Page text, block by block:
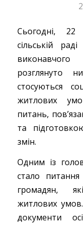
Сьогодні, 22
сільській
розглянуто
стосуються
житлових
питань,
та
змін.
Одним із
стало
громадян,
житлових
документи